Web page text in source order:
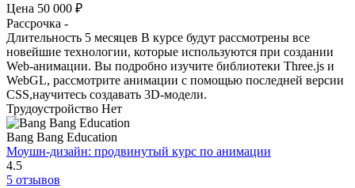
Цена 50 000 ₽
Рассрочка -
Длительность 5 месяцев В курсе будут рассмотрены все
новейшие технологии, которые используются при создании
Web-анимации. Вы подробно изучите библиотеки Three.js и
WebGL, рассмотрите анимации с помощью последней версии
CSS,научитесь создавать 3D-модели.
Трудоустройство Нет
Bang Bang Education
Моушн-дизайн: продвинутый курс по анимации
4.5
5 отзывов